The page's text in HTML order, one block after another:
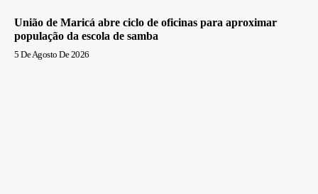
União de Maricá abre ciclo de oficinas para aproximar
população da escola de samba
5 De Agosto De 2026